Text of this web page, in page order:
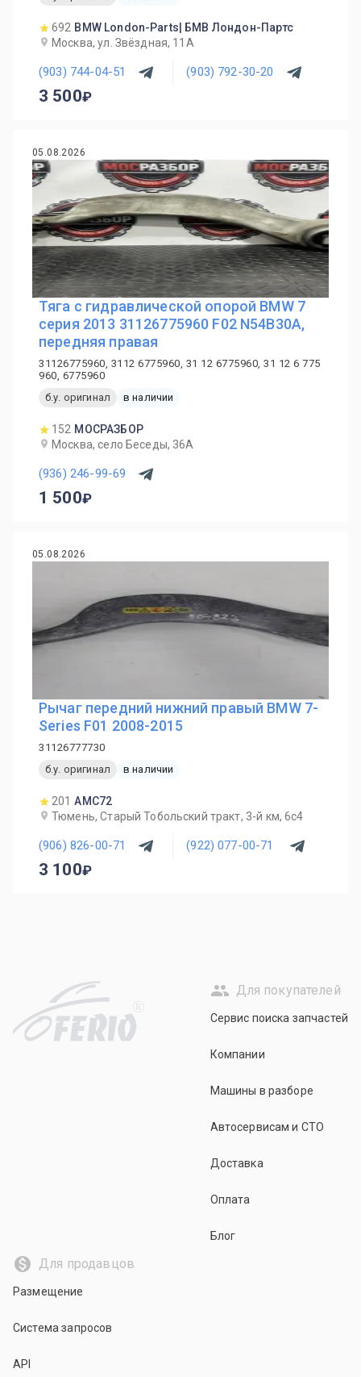
692 BMW London-Parts| БМВ Лондон-Партс
Москва, ул. Звёздная, 11А
(903) 744-04-51 (903) 792-30-20
3 500
05.08.2026
Тяга с гидравлической опорой BMW 7
серия 2013 31126775960 F02 N54B30A,
передняя правая
31126775960, 3112 6775960, 31 12 6775960, 31 12 6 775
960, 6775960
б.у. оригинал
в наличии
152 МОСРАЗБОР
Москва, село Беседы, 36А
(936) 246-99-69
1 500
05.08.2026
Рычаг передний нижний правый BMW 7-
Series F01 2008-2015
31126777730
б.у. оригинал
в наличии
201 AMC72
Тюмень, Старый Тобольский тракт, 3-й км, 6с4
(906) 826-00-71 (922) 077-00-71
3 100
R
Для покупателей
Сервис поиска запчастей
Компании
Машины в разборе
Автосервисам и СТО
Доставка
Оплата
Блог
Для продавцов
Размещение
Система запросов
API